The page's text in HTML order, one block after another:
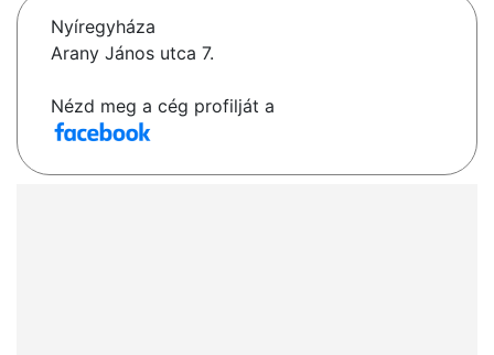
Nyíregyháza
Arany János utca 7.
Nézd meg a cég profilját a